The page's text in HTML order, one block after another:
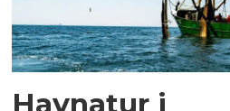
Havnatur i